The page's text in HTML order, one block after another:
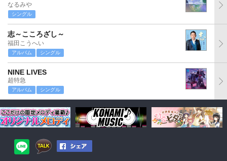
なるみや
シングル
志～こころざし～
福田こうへい
アルバム シングル
NINE LIVES
超特急
アルバム シングル